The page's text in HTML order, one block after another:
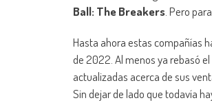
Ball: The Breakers. Pero
Hasta ahora estas compañías
de 2022. Al menos ya rebasó
actualizadas acerca de sus
Sin dejar de lado que todavía